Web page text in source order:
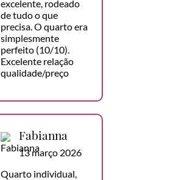
excelente, rodeado
de tudo o que
precisa. O quarto era
simplesmente
perfeito (10/10).
Excelente relação
qualidade/preço
Fabianna
13 março 2026
Quarto individual,